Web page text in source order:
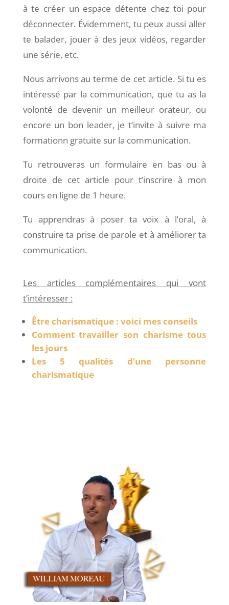
à te créer un espace détente chez toi pour
déconnecter. Évidemment, tu peux aussi aller
te balader, jouer à des jeux vidéos, regarder
une série, etc.
Nous arrivons au terme de cet article. Si tu es
intéressé par la communication, que tu as la
volonté de devenir un meilleur orateur, ou
encore un bon leader, je t’invite à suivre ma
formationn gratuite sur la communication.
Tu retrouveras un formulaire en bas ou à
droite de cet article pour t’inscrire à mon
cours en ligne de 1 heure.
Tu apprendras à poser ta voix à l’oral, à
construire ta prise de parole et à améliorer ta
communication.
Les articles complémentaires qui vont
t’intéresser :
Être charismatique : voici mes conseils
Comment travailler son charisme tous
les jours
Les 5 qualités d’une personne
charismatique